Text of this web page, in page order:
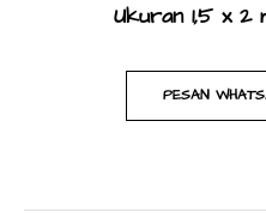
Ukuran 1,5 x
PESAN